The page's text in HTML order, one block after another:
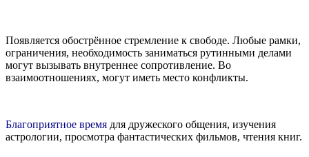
Появляется обострённое стремление к свободе. Любые рамки,
ограничения, необходимость заниматься рутинными делами
могут вызывать внутреннее сопротивление. Во
взаимоотношениях, могут иметь место конфликты.
Благоприятное время для дружеского общения, изучения
астрологии, просмотра фантастических фильмов, чтения книг.